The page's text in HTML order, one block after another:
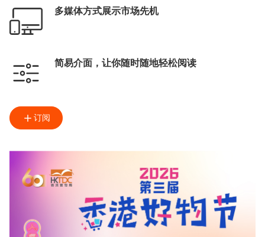
多媒体方式展示市场先机
简易介面，让你随时随地轻松阅读
订阅